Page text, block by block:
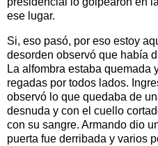
ese lugar.
Si, eso pasó, por eso estoy
desorden observó que había
La alfombra estaba quemada
regadas por todos lados.
observó lo que quedaba de
desnuda y con el cuello
con su sangre. Armando dio
puerta fue derribada y varios